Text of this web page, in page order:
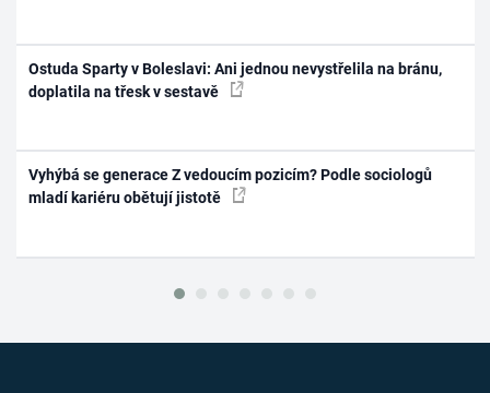
Ostuda Sparty v Boleslavi: Ani jednou nevystřelila na bránu,
doplatila na třesk v sestavě
Vyhýbá se generace Z vedoucím pozicím? Podle sociologů
mladí kariéru obětují jistotě